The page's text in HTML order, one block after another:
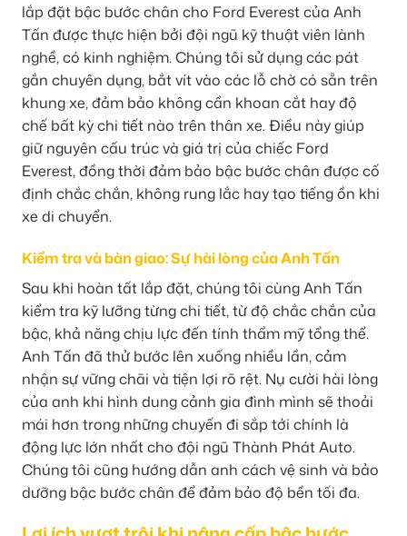
lắp đặt bậc bước chân cho Ford Everest của Anh
Tấn được thực hiện bởi đội ngũ kỹ thuật viên lành
nghề, có kinh nghiệm. Chúng tôi sử dụng các pát
gắn chuyên dụng, bắt vít vào các lỗ chờ có sẵn trên
khung xe, đảm bảo không cần khoan cắt hay độ
chế bất kỳ chi tiết nào trên thân xe. Điều này giúp
giữ nguyên cấu trúc và giá trị của chiếc Ford
Everest, đồng thời đảm bảo bậc bước chân được cố
định chắc chắn, không rung lắc hay tạo tiếng ồn khi
xe di chuyển.
Kiểm tra và bàn giao: Sự hài lòng của Anh Tấn
Sau khi hoàn tất lắp đặt, chúng tôi cùng Anh Tấn
kiểm tra kỹ lưỡng từng chi tiết, từ độ chắc chắn của
bậc, khả năng chịu lực đến tính thẩm mỹ tổng thể.
Anh Tấn đã thử bước lên xuống nhiều lần, cảm
nhận sự vững chãi và tiện lợi rõ rệt. Nụ cười hài lòng
của anh khi hình dung cảnh gia đình mình sẽ thoải
mái hơn trong những chuyến đi sắp tới chính là
động lực lớn nhất cho đội ngũ Thành Phát Auto.
Chúng tôi cũng hướng dẫn anh cách vệ sinh và bảo
dưỡng bậc bước chân để đảm bảo độ bền tối đa.